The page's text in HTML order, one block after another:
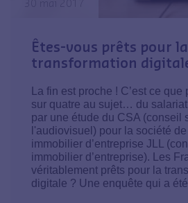
Êtes-vous prêts pour la
transformation
La fin est proche ! C’est ce
sur quatre au sujet… du
par une étude du CSA (conseil
l'audiovisuel) pour la société
immobilier d’entreprise JLL
immobilier d’entreprise). Les
véritablement prêts pour la
digitale ? Une enquête qui a